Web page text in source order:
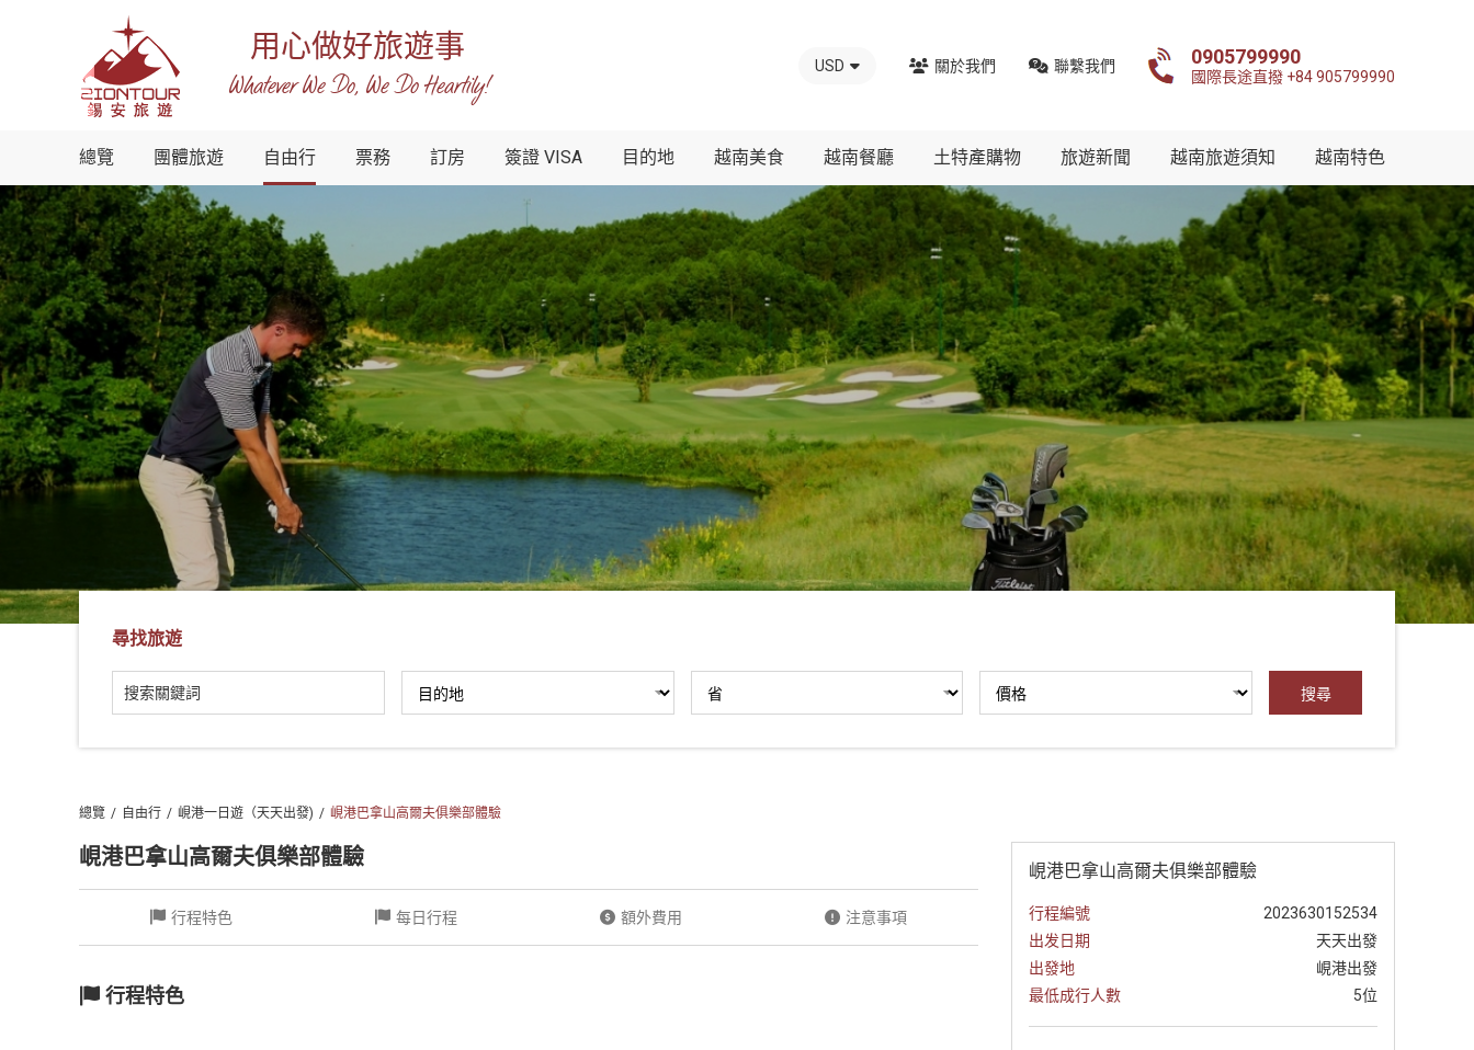
南
錫
安
國
際
旅
行
-
越
南
地
接
安
最
好
的
越
用心做好旅遊事
Whatever We Do, We Do Heartily!
USD 關於我們 聯繫我們 0905799990
國際長途直撥 +84 905799990
總覽 團體旅遊 自由行 票務 訂房 簽證 VISA 目的地 越南美食 越南餐廳 土特產購物 旅遊新聞 越南旅遊須知 越南特色
尋找旅遊
總覽 自由行 峴港一日遊（天天出發) 峴港巴拿山高爾夫俱樂部體驗
峴港巴拿山高爾夫俱樂部體驗
峴港巴拿山高爾夫俱樂部體驗
行程編號
2023630152534
出发日期
天天出發
出發地
峴港出發
最低成行人數
5位
行程特色 每日行程 額外費用 注意事項
行程特色